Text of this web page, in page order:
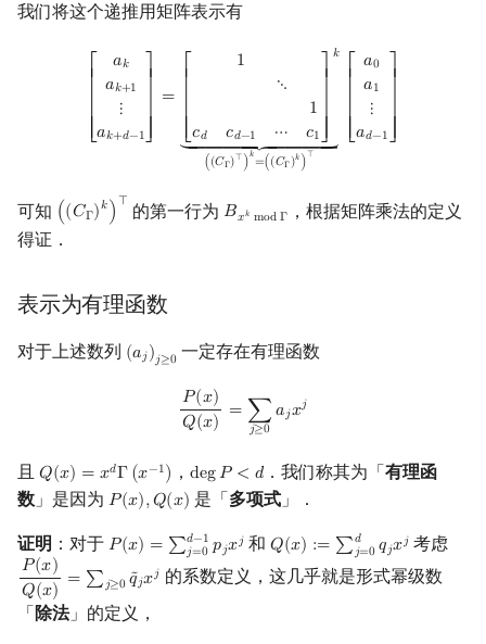
类欧几里德算法
Meissel–Lehmer 算法
Stern–Brocot 树与 Farey 序列
二次域
最大团搜索算法
图上随机游走
我们将这个递推用矩阵表示有
⎡⎢
⎢
⎢
⎣
𝑎𝑘
𝑎𝑘+1
⋮
𝑎𝑘+𝑑−1
⎤⎥
⎥
⎥
⎦
=
⎡⎢
⎢
⎢
⎣
1
⋱
1
𝑐𝑑 𝑐𝑑−1 ⋯ 𝑐1
⎤⎥
⎥
⎥
⎦
𝑘
⏟____⏟____
⏟
((𝐶Γ) ⊺ )𝑘=((𝐶Γ)𝑘) ⊺
⎡⎢
⎢
⎢
⎣
𝑎0
𝑎1
⋮
𝑎𝑑−1
⎤⎥
⎥
⎥
⎦
a +d− ]= ⋱1 − C Γ) ⊺) k=( CΓ
可知 ((𝐶Γ)𝑘) ⊺
( (CΓ)k)⊺ 的第一行为 𝐵𝑥𝑘 mod Γ
Bxk mod Γ，根据矩阵乘法的定义
得证．
表示为有理函数
对于上述数列 (𝑎𝑗)𝑗≥0
(aj)j≥0 一定存在有理函数
𝑃(𝑥)
𝑄(𝑥) = ∑
𝑗≥0
𝑎𝑗𝑥𝑗
P(x)Q ∑j≥0 j
且 𝑄(𝑥) = 𝑥𝑑Γ(𝑥−1)
Q(x)= xd Γ(x− 1) ， deg𝑃 < 𝑑
degP< d ．我们称其为「有理函
数 」是因为 𝑃(𝑥),𝑄(𝑥)
P(x),Q(x) 是「 多项式」．
证明 ：对于 𝑃(𝑥) = ∑𝑑−1
𝑗=0 𝑝𝑗𝑥𝑗
P(x)= ∑j= 0d−1pjxj 和𝑄(𝑥) := ∑𝑑
𝑗=0 𝑞𝑗𝑥𝑗
Q(x):=∑j=0dqjxj 考虑
𝑃(𝑥)
𝑄(𝑥) = ∑𝑗≥0 ˜
𝑞𝑗𝑥𝑗
P(x)Q( x)= ∑j≥0q~jxj 的系数定义，这几乎就是形式幂级数
「 除法」的定义，